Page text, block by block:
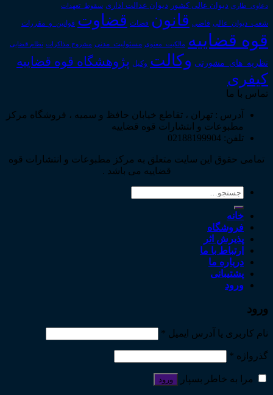
دعاوی_طاری دیوان عالی کشور دیوان عدالت اداری سقوط_تعهدات
شعب_دیوان_عالی قاضی قانون قضات قضاوت قوانین_و_مقررات
قوه قضاییه مالکیت_معنوی مسئولیت_مدنی مشروح مذاکرات نظام قضایی
نظریه_های_مشورتی وکالت وکیل پژوهشگاه قوه قضاییه
کیفری
تماس با ما
آدرس : تهران ، تقاطع خیابان حافظ و سمیه ، فروشگاه مرکز
مطبوعات و انتشارات قوه قضاییه
تلفن: 02188199904
تمامی حقوق این سایت متعلق به مرکز مطبوعات و انتشارات قوه
قضاییه می باشد .
جستجو
خانه
فروشگاه
پذیرش اثر
ارتباط با ما
درباره ما
پشتیبانی
ورود
ورود
نام کاربری یا آدرس ایمیل *
گذرواژه *
مرا به خاطر بسپار ورود